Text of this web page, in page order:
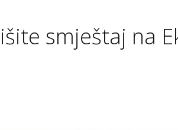
smještaj na